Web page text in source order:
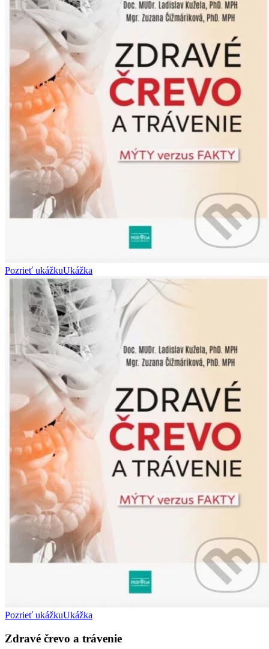
Pozrieť ukážkuUkážka
Pozrieť ukážkuUkážka
Zdravé črevo a trávenie